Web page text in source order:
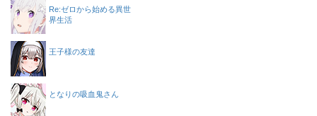
Re:ゼロから始める異世
界生活
王子様の友達
となりの吸血鬼さん